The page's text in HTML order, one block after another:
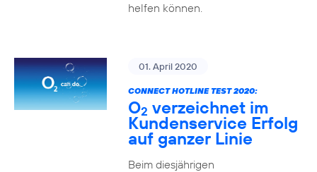
helfen können.
01. April 2020
CONNECT HOTLINE TEST 2020:
O2 verzeichnet im
Kundenservice Erfolg
auf ganzer Linie
Beim diesjährigen